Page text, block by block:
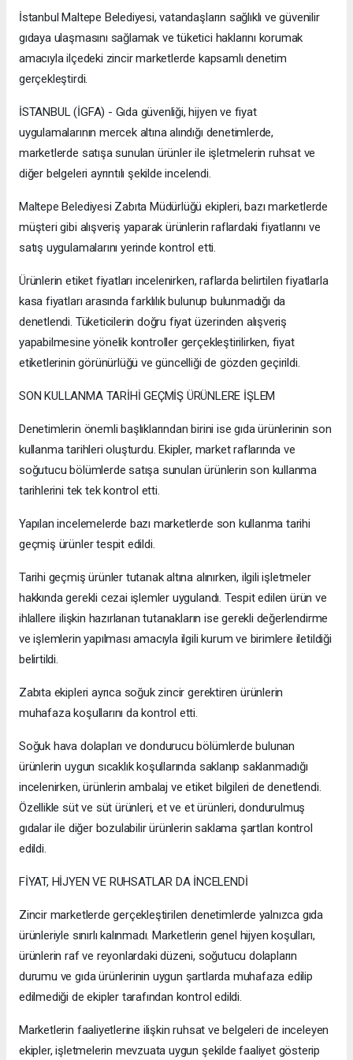
İstanbul Maltepe Belediyesi, vatandaşların sağlıklı ve güvenilir
gıdaya ulaşmasını sağlamak ve tüketici haklarını korumak
amacıyla ilçedeki zincir marketlerde kapsamlı denetim
gerçekleştirdi.
İSTANBUL (İGFA) - Gıda güvenliği, hijyen ve fiyat
uygulamalarının mercek altına alındığı denetimlerde,
marketlerde satışa sunulan ürünler ile işletmelerin ruhsat ve
diğer belgeleri ayrıntılı şekilde incelendi.
Maltepe Belediyesi Zabıta Müdürlüğü ekipleri, bazı marketlerde
müşteri gibi alışveriş yaparak ürünlerin raflardaki fiyatlarını ve
satış uygulamalarını yerinde kontrol etti.
Ürünlerin etiket fiyatları incelenirken, raflarda belirtilen fiyatlarla
kasa fiyatları arasında farklılık bulunup bulunmadığı da
denetlendi. Tüketicilerin doğru fiyat üzerinden alışveriş
yapabilmesine yönelik kontroller gerçekleştirilirken, fiyat
etiketlerinin görünürlüğü ve güncelliği de gözden geçirildi.
SON KULLANMA TARİHİ GEÇMİŞ ÜRÜNLERE İŞLEM
Denetimlerin önemli başlıklarından birini ise gıda ürünlerinin son
kullanma tarihleri oluşturdu. Ekipler, market raflarında ve
soğutucu bölümlerde satışa sunulan ürünlerin son kullanma
tarihlerini tek tek kontrol etti.
Yapılan incelemelerde bazı marketlerde son kullanma tarihi
geçmiş ürünler tespit edildi.
Tarihi geçmiş ürünler tutanak altına alınırken, ilgili işletmeler
hakkında gerekli cezai işlemler uygulandı. Tespit edilen ürün ve
ihlallere ilişkin hazırlanan tutanakların ise gerekli değerlendirme
ve işlemlerin yapılması amacıyla ilgili kurum ve birimlere iletildiği
belirtildi.
Zabıta ekipleri ayrıca soğuk zincir gerektiren ürünlerin
muhafaza koşullarını da kontrol etti.
Soğuk hava dolapları ve dondurucu bölümlerde bulunan
ürünlerin uygun sıcaklık koşullarında saklanıp saklanmadığı
incelenirken, ürünlerin ambalaj ve etiket bilgileri de denetlendi.
Özellikle süt ve süt ürünleri, et ve et ürünleri, dondurulmuş
gıdalar ile diğer bozulabilir ürünlerin saklama şartları kontrol
edildi.
FİYAT, HİJYEN VE RUHSATLAR DA İNCELENDİ
Zincir marketlerde gerçekleştirilen denetimlerde yalnızca gıda
ürünleriyle sınırlı kalınmadı. Marketlerin genel hijyen koşulları,
ürünlerin raf ve reyonlardaki düzeni, soğutucu dolapların
durumu ve gıda ürünlerinin uygun şartlarda muhafaza edilip
edilmediği de ekipler tarafından kontrol edildi.
Marketlerin faaliyetlerine ilişkin ruhsat ve belgeleri de inceleyen
ekipler, işletmelerin mevzuata uygun şekilde faaliyet gösterip